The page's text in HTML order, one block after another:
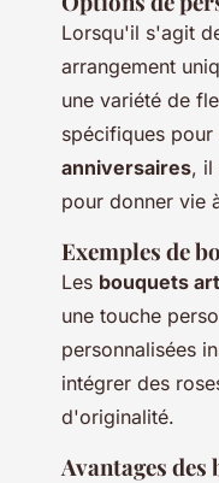
Lorsqu'il s'agit
arrangement
une variété de
spécifiques
anniversaires, il
pour donner vie
Exemples de
Les bouquets
une touche
personnalisées
intégrer des
d'originalité.
Avantages des